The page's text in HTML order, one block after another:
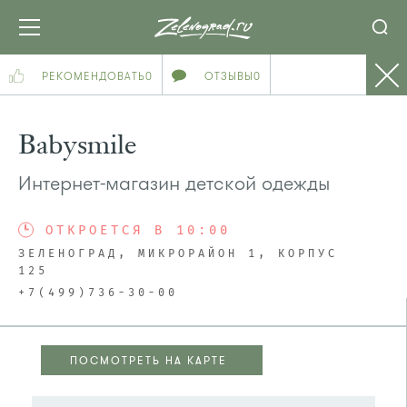
РЕКОМЕНДОВАТЬ0 ОТЗЫВЫ0
Babysmile
Интернет-магазин детской одежды
ОТКРОЕТСЯ В 10:00
ЗЕЛЕНОГРАД, МИКРОРАЙОН 1, КОРПУС
125
+7(499)736-30-00
ПОСМОТРЕТЬ НА КАРТЕ